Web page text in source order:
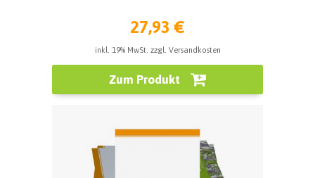
27,93 €
inkl. 19% MwSt. zzgl. Versandkosten
Zum Produkt